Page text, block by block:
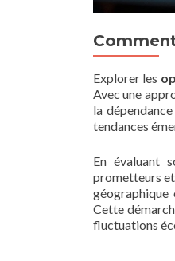
Explorer les
Avec une
la
tendances
En évaluant
prometteurs
géographique
Cette
fluctuations